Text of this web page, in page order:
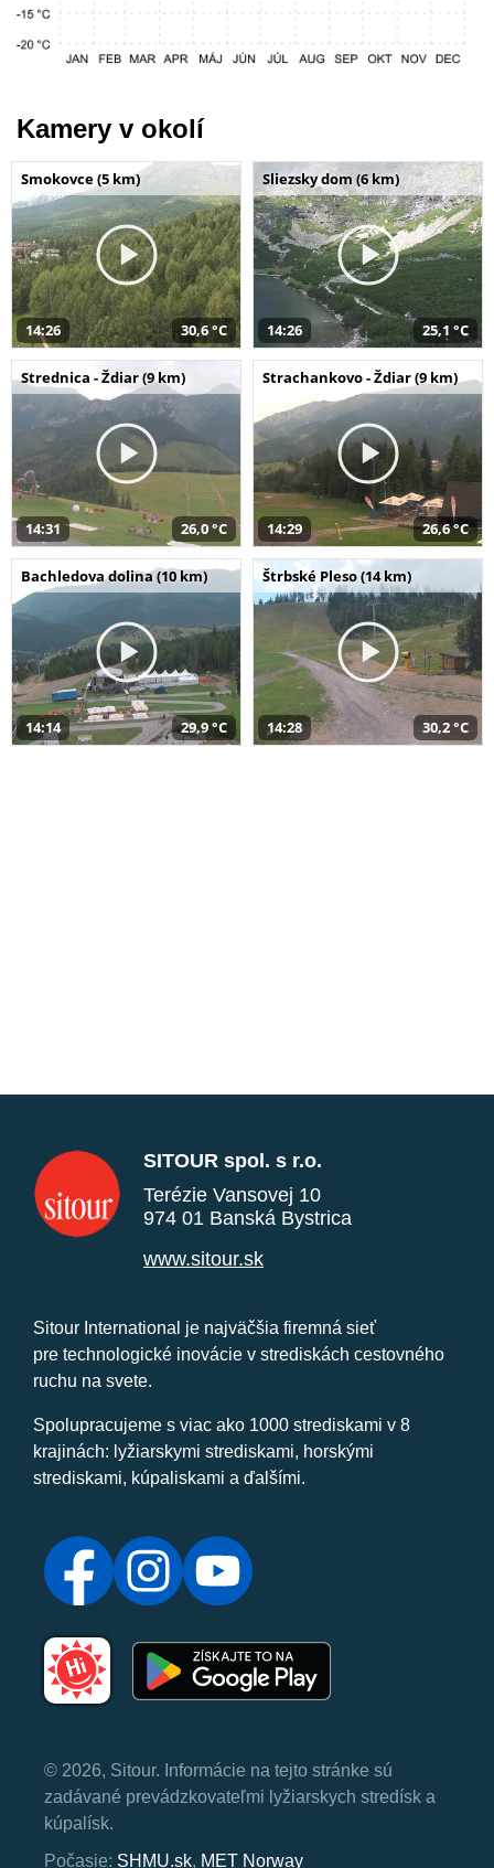
Kamery v okolí
Smokovce (5 km)
14:26 30,6 °C
Sliezsky dom (6 km)
14:26 25,1 °C
Strednica - Ždiar (9 km)
14:31 26,0 °C
Strachankovo - Ždiar (9 km)
14:29 26,6 °C
Bachledova dolina (10 km)
14:14 29,9 °C
Štrbské Pleso (14 km)
14:28 30,2 °C
SITOUR spol. s r.o.
Terézie Vansovej 10
974 01 Banská Bystrica
www.sitour.sk
Sitour International je najväčšia firemná sieť
pre technologické inovácie v strediskách cestovného
ruchu na svete.
Spolupracujeme s viac ako 1000 strediskami v 8
krajinách: lyžiarskymi strediskami, horskými
strediskami, kúpaliskami a ďalšími.
© 2026, Sitour. Informácie na tejto stránke sú
zadávané prevádzkovateľmi lyžiarskych stredísk a
kúpalísk.
Počasie: SHMU.sk, MET Norway